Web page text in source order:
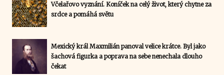
Včelařovo vyznání. Koníček na celý život, který chytne za
srdce a pomáhá světu
Mexický král Maxmilián panoval velice krátce. Byl jako
šachová figurka a poprava na sebe nenechala dlouho
čekat